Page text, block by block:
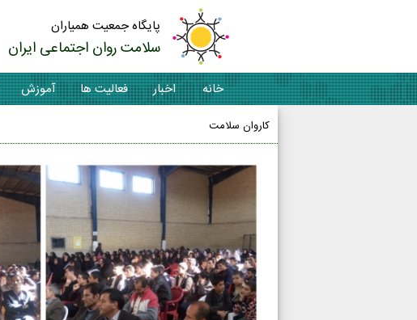
پایگاه جمعیت همیاران
سلامت روان اجتماعی ایران
خانه اخبار فعالیت ها آموزش
کاروان سلامت